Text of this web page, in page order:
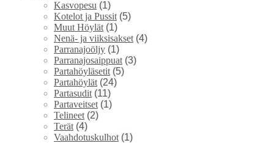
Kasvopesu (1)
Kotelot ja Pussit (5)
Muut Höylät (1)
Nenä- ja viiksisakset (4)
Parranajoöljy (1)
Parranajosaippuat (3)
Partahöyläsetit (5)
Partahöylät (24)
Partasudit (11)
Partaveitset (1)
Telineet (2)
Terät (4)
Vaahdotuskulhot (1)